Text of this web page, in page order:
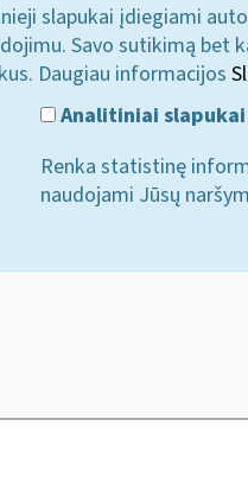
slapukai įdiegiami
Savo sutikimą bet
Daugiau informacijos
Analitiniai slapukai
Renka statistinę
naudojami Jūsų